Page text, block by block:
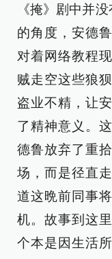
《掩》剧中并
的角度，安德
对着网络教程
贼走空这些狼
盗业不精，让
了精神意义。
德鲁放弃了重
场，而是径直
道这晩前同事
机。故事到这
个本是因生活